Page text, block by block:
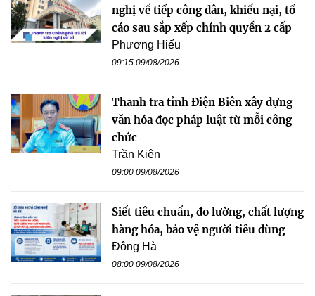
nghị về tiếp công dân, khiếu nại, tố
cáo sau sắp xếp chính quyền 2 cấp
Phương Hiếu
09:15 09/08/2026
Thanh tra tỉnh Điện Biên xây dựng
văn hóa đọc pháp luật từ mỗi công
chức
Trần Kiên
09:00 09/08/2026
Siết tiêu chuẩn, đo lường, chất lượng
hàng hóa, bảo vệ người tiêu dùng
Đông Hà
08:00 09/08/2026